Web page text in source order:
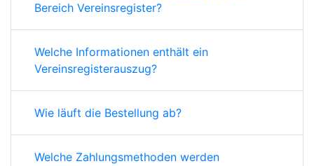
Bereich Vereinsregister?
Welche Informationen enthält ein
Vereinsregisterauszug?
Wie läuft die Bestellung ab?
Welche Zahlungsmethoden werden